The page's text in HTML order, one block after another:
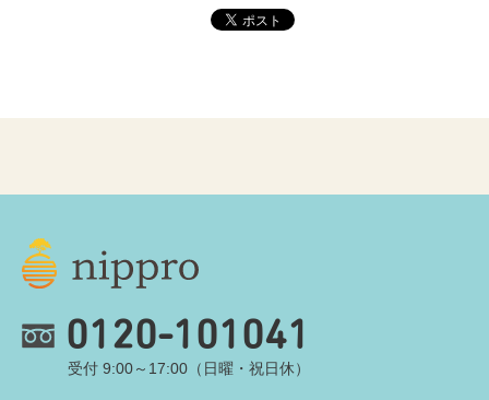
0120-101041
受付 9:00～17:00（日曜・祝日休）